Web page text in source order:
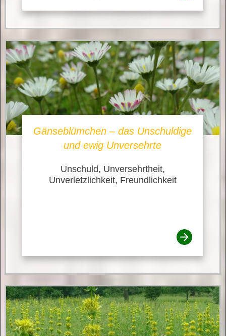
Gänseblümchen – das Unschuldige
und ewig Unversehrte
Unschuld, Unversehrtheit,
Unverletzlichkeit, Freundlichkeit